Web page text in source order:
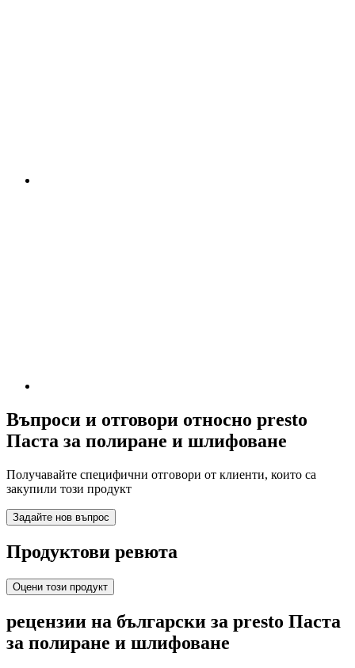
Въпроси и отговори относно presto
Паста за полиране и шлифоване
Получавайте специфични отговори от клиенти, които са
закупили този продукт
Задайте нов въпрос
Продуктови ревюта
Оцени този продукт
рецензии на български за presto Паста
за полиране и шлифоване